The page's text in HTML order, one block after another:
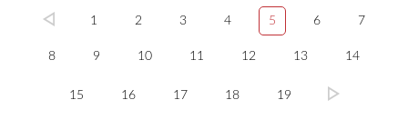
1 2 3 4 5 6 7
8 9 10 11 12 13 14
15 16 17 18 19